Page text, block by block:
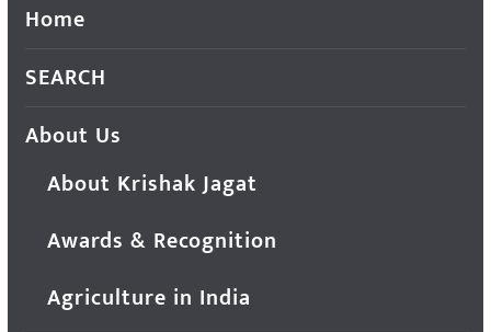
Home
SEARCH
About Us
About Krishak Jagat
Awards & Recognition
Agriculture in India